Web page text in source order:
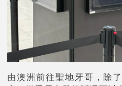
由澳洲前往聖地牙哥，除